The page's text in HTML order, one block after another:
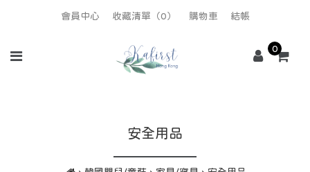
會員中心 收藏清單（0） 購物車 結帳
0
安全用品